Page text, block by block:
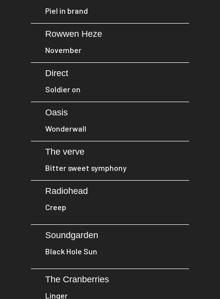
Piel in brand
Rowwen Heze
November
Direct
Soldier on
Oasis
Wonderwall
The verve
Bitter sweet symphony
Radiohead
Creep
Soundgarden
Black Hole Sun
The Cranberries
Linger